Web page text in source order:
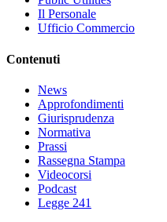
Il Personale
Ufficio Commercio
Contenuti
News
Approfondimenti
Giurisprudenza
Normativa
Prassi
Rassegna Stampa
Videocorsi
Podcast
Legge 241